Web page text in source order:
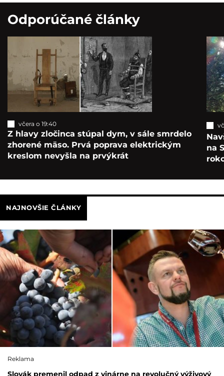
stúpol. Zahynulo 17 ľudí, ďalší sú
vážne…
Nahlásiť chybu v článku
Zdieľať Uložiť článok
Odporúčané články
včera o 19:40
Z hlavy zločinca stúpal dym, v sále smrdelo
zhorené mäso. Prvá poprava elektrickým
kreslom nevyšla na prvýkrát
na
NAJNOVŠIE ČLÁNKY